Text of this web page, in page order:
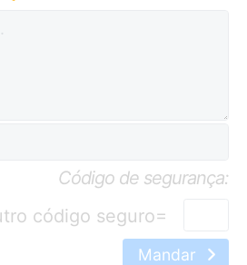
Código de segurança:
=
Mandar